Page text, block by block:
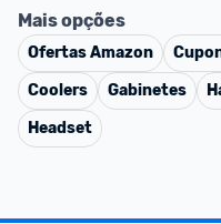
Mais opções
OfertasAmazon
Coolers
Gabinetes
Headset